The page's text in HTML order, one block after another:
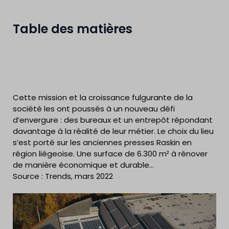
Table des matières
Cette mission et la croissance fulgurante de la
société les ont poussés à un nouveau défi
d’envergure : des bureaux et un entrepôt répondant
davantage à la réalité de leur métier. Le choix du lieu
s’est porté sur les anciennes presses Raskin en
région liégeoise. Une surface de 6.300 m² à rénover
de manière économique et durable…
Source : Trends, mars 2022